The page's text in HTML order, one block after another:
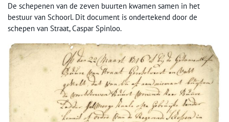
De schepenen van de zeven buurten kwamen samen in het
bestuur van Schoorl. Dit document is ondertekend door de
schepen van Straat, Caspar Spinloo.